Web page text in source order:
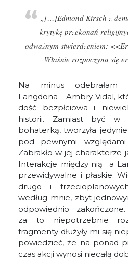
„[…]Edmond Kirsch z
krytykę przekonań
odważnym stwierdzeniem:
Właśnie rozpoczyna się
Na minus odebrałam
Langdona – Ambry Vidal,
dość bezpłciowa i
historii. Zamiast być w
bohaterką, tworzyła
pod pewnymi względami
Zabrakło w jej charakterze
Interakcje między nią a
przewidywalne i płaskie.
drugo i
według mnie, zbyt
odpowiednio
za to niepotrzebnie
fragmenty dłużyły mi się
powiedzieć, że na ponad
czas akcji wynosi niecałą